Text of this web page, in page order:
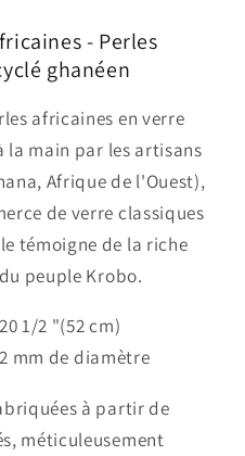
- Perles
ghanéen
africaines en verre
la main par les artisans
Afrique de l'Ouest),
de verre classiques
témoigne de la riche
peuple Krobo.
20 1/2 "(52 cm)
mm de diamètre
à partir de
méticuleusement